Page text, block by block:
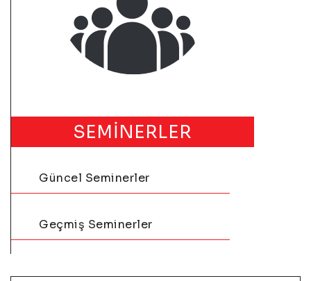
SEMİNERLER
Güncel Seminerler
Geçmiş Seminerler